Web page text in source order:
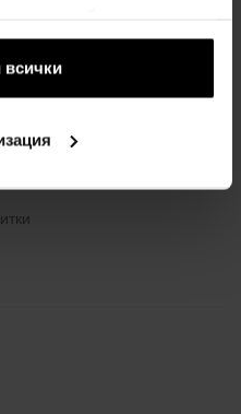
услугите им.
всички